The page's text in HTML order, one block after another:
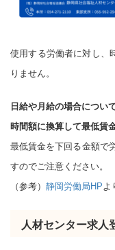
使用する労働者に対し、
りません。
日給や月給の場合につい
時間額に換算して最低賃
最低賃金を下回る金額で
すのでご注意ください。
（参考） 静岡労働局HP
人材センター求人